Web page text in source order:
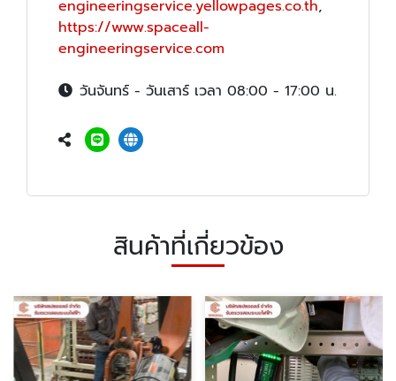
engineeringservice.yellowpages.co.th,
https://www.spaceall-
engineeringservice.com
วันจันทร์ - วันเสาร์ เวลา 08:00 - 17:00 น.
สินค้าที่เกี่ยวข้อง